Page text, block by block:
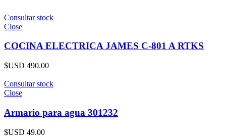
Consultar stock
Close
COCINA ELECTRICA JAMES C-801 A RTKS
$USD 490.00
Consultar stock
Close
Armario para agua 301232
$USD 49.00